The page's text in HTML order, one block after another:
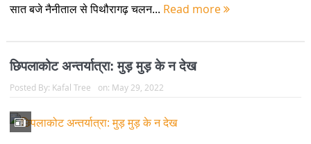
सात बजे नैनीताल से पिथौरागढ़ चलन... Read more
छिपलाकोट अन्तर्यात्रा: मुड़ मुड़ के न देख
Posted By: Kafal Tree on: May 29, 2022